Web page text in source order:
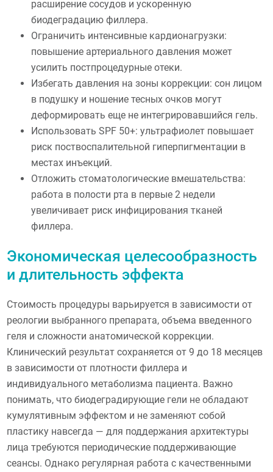
расширение сосудов и ускоренную
биодеградацию филлера.
Ограничить интенсивные кардионагрузки:
повышение артериального давления может
усилить постпроцедурные отеки.
Избегать давления на зоны коррекции: сон лицом
в подушку и ношение тесных очков могут
деформировать еще не интегрировавшийся гель.
Использовать SPF 50+: ультрафиолет повышает
риск поствоспалительной гиперпигментации в
местах инъекций.
Отложить стоматологические вмешательства:
работа в полости рта в первые 2 недели
увеличивает риск инфицирования тканей
филлера.
Экономическая целесообразность
и длительность эффекта
Стоимость процедуры варьируется в зависимости от
реологии выбранного препарата, объема введенного
геля и сложности анатомической коррекции.
Клинический результат сохраняется от 9 до 18 месяцев
в зависимости от плотности филлера и
индивидуального метаболизма пациента. Важно
понимать, что биодеградирующие гели не обладают
кумулятивным эффектом и не заменяют собой
пластику навсегда — для поддержания архитектуры
лица требуются периодические поддерживающие
сеансы. Однако регулярная работа с качественными